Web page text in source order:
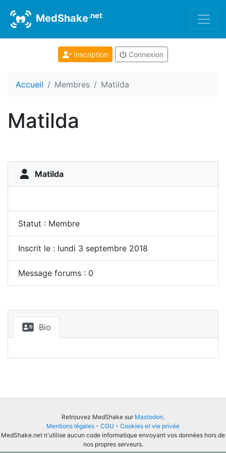
MedShake.net
Inscription Connexion
Accueil Membres Matilda
Matilda
Matilda
Statut : Membre
Inscrit le : lundi 3 septembre 2018
Message forums : 0
Bio
Retrouvez MedShake sur Mastodon.
Mentions légales - CGU - Cookies et vie privée
MedShake.net n'utilise aucun code informatique envoyant vos données hors de
nos propres serveurs.